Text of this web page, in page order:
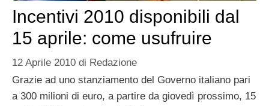
Incentivi 2010 disponibili dal
15 aprile: come usufruire
12 Aprile 2010 di Redazione
Grazie ad uno stanziamento del Governo italiano pari
a 300 milioni di euro, a partire da giovedì prossimo, 15